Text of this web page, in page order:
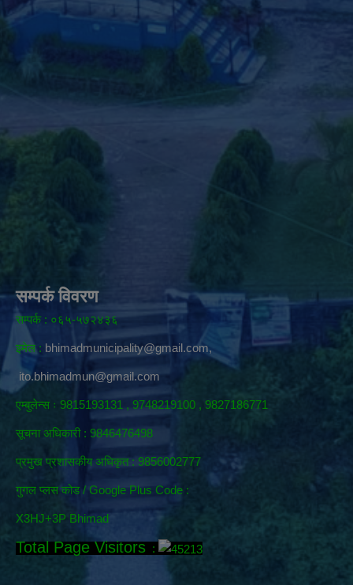
सम्पर्क विवरण
सम्पर्क : ०६५-५७२४३६
इमेल : bhimadmunicipality@gmail.com,
ito.bhimadmun@gmail.com
एम्बुलेन्स ः 9815193131 , 9748219100 , 9827186771
सूचना अधिकारी : 9846476498
प्रमुख प्रशासकीय अधिकृत : 9856002777
गुगल प्लस कोड / Google Plus Code :
X3HJ+3P Bhimad
Total Page Visitors :